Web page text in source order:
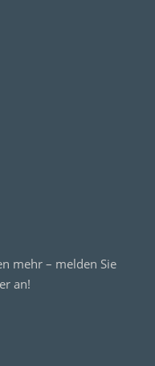
mehr – melden Sie
an!